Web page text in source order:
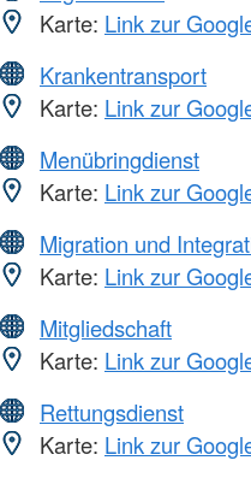
Karte: Link zur
Krankentransport
Karte: Link zur
Menübringdienst
Karte: Link zur
Migration und
Karte: Link zur
Mitgliedschaft
Karte: Link zur
Rettungsdienst
Karte: Link zur